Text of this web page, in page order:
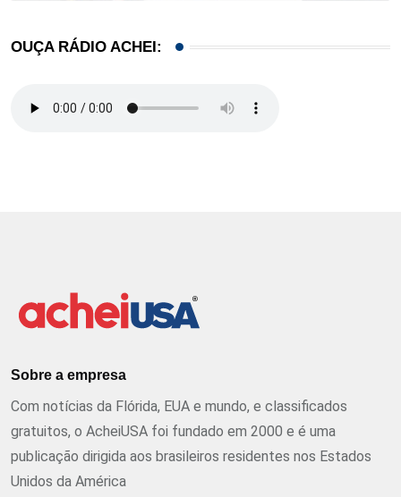
OUÇA RÁDIO ACHEI:
Sobre a empresa
Com notícias da Flórida, EUA e mundo, e classificados
gratuitos, o AcheiUSA foi fundado em 2000 e é uma
publicação dirigida aos brasileiros residentes nos Estados
Unidos da América